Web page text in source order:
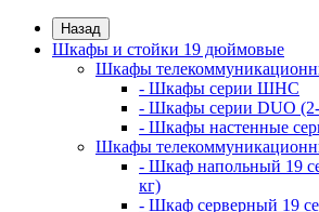
Назад
Шкафы и стойки 19 дюймовые
Шкафы
- Шкафы серии ШНС
- Шкафы серии DUO
- Шкафы настенные
Шкафы
- Шкаф напольный 19
кг)
- Шкаф серверный 19